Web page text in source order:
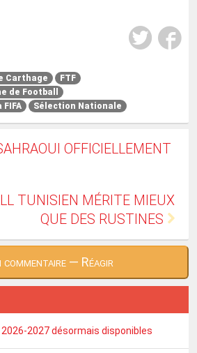
Carthage
FTF
de Football
Sélection Nationale
OFFICIELLEMENT
TUNISIEN MÉRITE MIEUX
QUE DES RUSTINES
commentaire — Réagir
2027 désormais disponibles